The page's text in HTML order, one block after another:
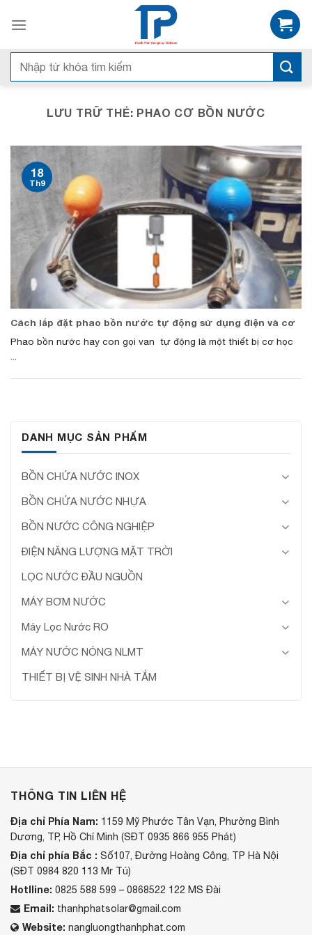
qua
dungTìm
kiếm:
LƯU TRỮ THẺ: PHAO CƠ BỒN NƯỚC
Cách lắp đặt phao bồn nước tự động sử dụng điện và cơ
Phao bồn nước hay con gọi van tự động là một thiết bị cơ học
...
18
Th9
DANH MỤC SẢN PHẨM
BỒN CHỨA NƯỚC INOX
BỒN CHỨA NƯỚC NHỰA
BỒN NƯỚC CÔNG NGHIỆP
ĐIỆN NĂNG LƯỢNG MẶT TRỜI
LỌC NƯỚC ĐẦU NGUỒN
MÁY BƠM NƯỚC
Máy Lọc Nước RO
MÁY NƯỚC NÓNG NLMT
THIẾT BỊ VỆ SINH NHÀ TẮM
THÔNG TIN LIÊN HỆ
Địa chỉ Phía Nam: 1159 Mỹ Phước Tân Vạn, Phường Bình
Dương, TP, Hồ Chí Minh (SĐT 0935 866 955 Phát)
Địa chỉ phía Bắc : Số107, Đường Hoàng Công, TP Hà Nội
(SĐT 0984 820 113 Mr Tú)
Hotlline: 0825 588 599 – 0868522 122 MS Đài
Email: thanhphatsolar@gmail.com
Website: nangluongthanhphat.com